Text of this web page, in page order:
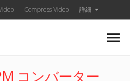
Compress Video 詳細
コンバーター